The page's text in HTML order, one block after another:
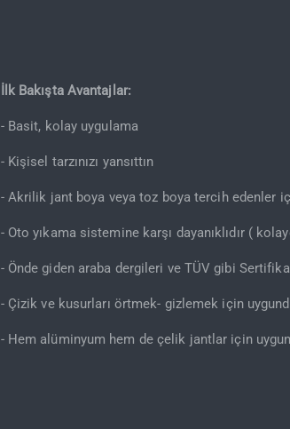
İlk Bakışta Avantajlar:
- Basit, kolay uygulama
- Kişisel tarzınızı yansıttın
- Akrilik jant boya veya toz boya tercih edenler
- Oto yıkama sistemine karşı dayanıklıdır (
- Önde giden araba dergileri ve TÜV gibi
- Çizik ve kusurları örtmek- gizlemek için
- Hem alüminyum hem de çelik jantlar için